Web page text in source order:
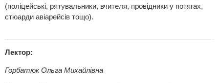
(поліцейські, рятувальники, вчителя, провідники у потягах,
стюарди авіарейсів тощо).
Лектор:
Горбатюк Ольга Михайлівна